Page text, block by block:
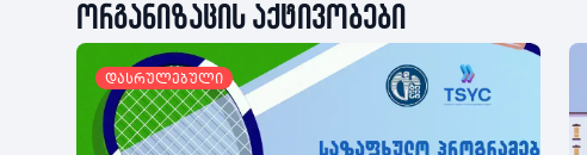
ორგანიზაცის აქტივობები
დასრულებული